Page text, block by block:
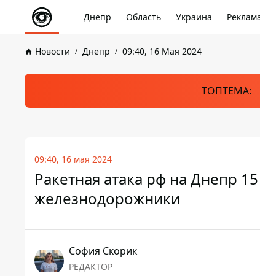
Днепр Область Украина
Новости Днепр 09:40, 16 Мая 2024
ТОПТЕМА:
09:40, 16 мая 2024
Ракетная атака рф на Днепр
железнодорожники
София Скорик
РЕДАКТОР